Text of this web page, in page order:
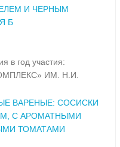
И ЧЕРНЫМ
Б
в год участия:
ИМ. Н.И.
ВАРЕНЫЕ: СОСИСКИ
С АРОМАТНЫМИ
ТОМАТАМИ